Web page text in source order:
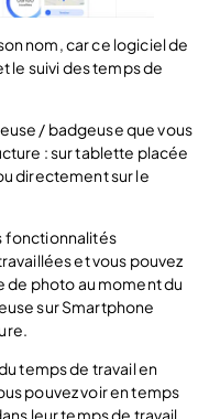
nom, car ce logiciel de
le suivi des temps de
/ badgeuse que vous
: sur tablette placée
directement sur le
fonctionnalités
et vous pouvez
de photo au moment du
sur Smartphone
temps de travail en
pouvez voir en temps
leur temps de travail,